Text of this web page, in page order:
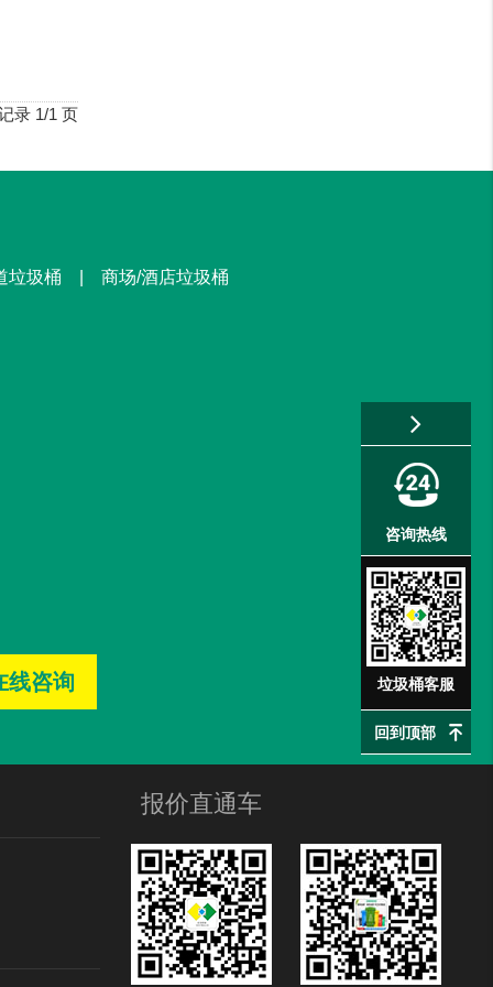
比高，精选材质，经济实惠，坚固耐用。
录 1/1 页
圾桶 | 商场/酒店垃圾桶
线咨询
报价直通车
咨询热线
垃圾桶客服
回到顶部